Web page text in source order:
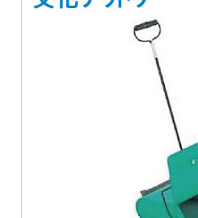
商品一覧 ▼
BM向け洗剤・ワックス